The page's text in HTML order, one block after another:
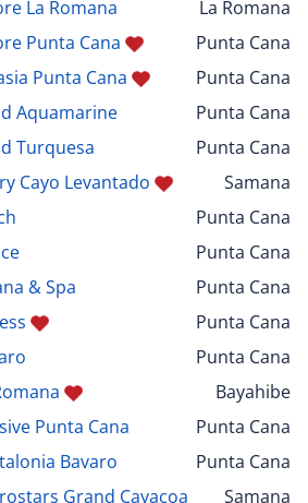
La Romana
La Romana
Punta Cana
Punta Cana
Punta Cana
Punta Cana
Aquamarine
Punta Cana
Turquesa
Punta Cana
Cayo Levantado
Samana
Punta Cana
Punta Cana
& Spa
Punta Cana
Punta Cana
Punta Cana
Bayahibe
Punta Cana
Punta Cana
Bavaro
Punta Cana
Grand Cayacoa
Samana